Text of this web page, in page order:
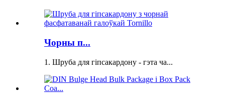
Чорны п...
1. Шруба для гіпсакардону - гэта ча...